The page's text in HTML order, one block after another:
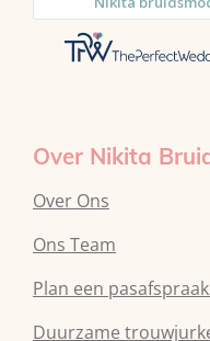
e
r
a
m
p
Over Nikita
Over Ons
Ons Team
Plan een pasafspraak
Duurzame